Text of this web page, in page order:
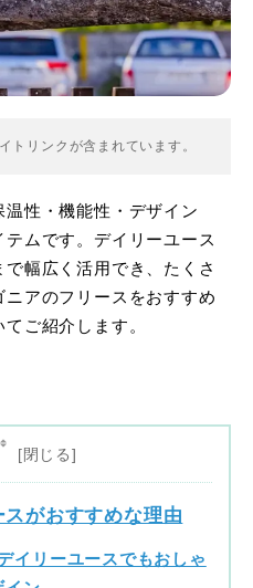
リンクが含まれています。
性・機能性・デザイン
ムです。デイリーユース
幅広く活用でき、たくさ
アのフリースをおすすめ
ご紹介します。
がおすすめな理由
イリーユースでもおしゃ